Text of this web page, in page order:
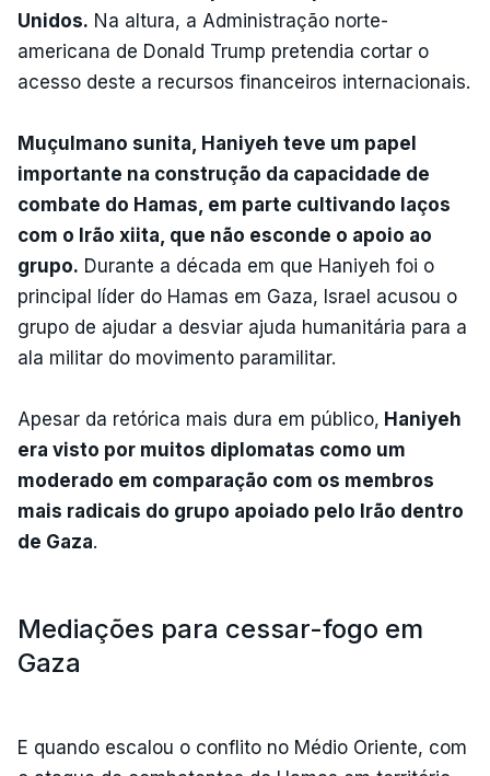
Unidos. Na altura, a Administração norte-
americana de Donald Trump pretendia cortar o
acesso deste a recursos financeiros internacionais.
Muçulmano sunita, Haniyeh teve um papel
importante na construção da capacidade de
combate do Hamas, em parte cultivando laços
com o Irão xiita, que não esconde o apoio ao
grupo. Durante a década em que Haniyeh foi o
principal líder do Hamas em Gaza, Israel acusou o
grupo de ajudar a desviar ajuda humanitária para a
ala militar do movimento paramilitar.
Apesar da retórica mais dura em público, Haniyeh
era visto por muitos diplomatas como um
moderado em comparação com os membros
mais radicais do grupo apoiado pelo Irão dentro
de Gaza.
Mediações para cessar-fogo em
Gaza
E quando escalou o conflito no Médio Oriente, com